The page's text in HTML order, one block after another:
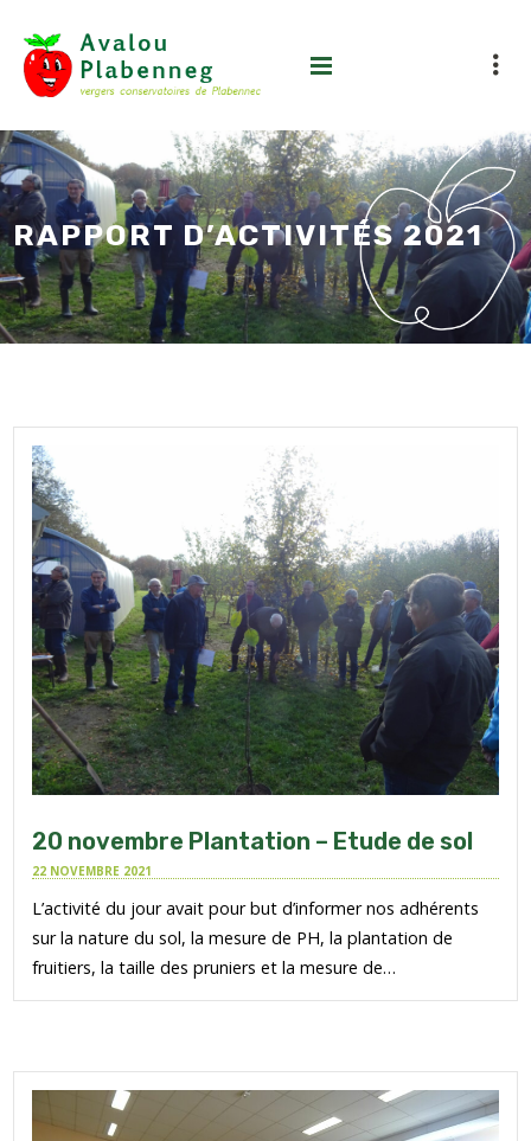
RAPPORT D’ACTIVITÉS 2021
20 novembre Plantation – Etude de sol
22 NOVEMBRE 2021
L’activité du jour avait pour but d’informer nos adhérents
sur la nature du sol, la mesure de PH, la plantation de
fruitiers, la taille des pruniers et la mesure de…